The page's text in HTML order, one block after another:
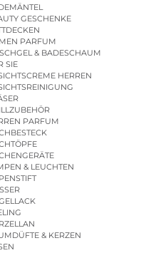
GESCHENKE
PARFUM
& BADESCHAUM
SIE
HERREN
PARFUM
& LEUCHTEN
& KERZEN